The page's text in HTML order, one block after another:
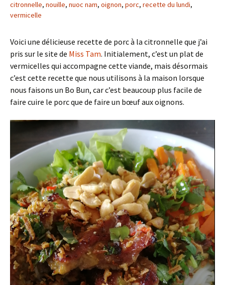
citronnelle, nouille, nuoc nam, oignon, porc, recette du lundi,
vermicelle
Voici une délicieuse recette de porc à la citronnelle que j’ai
pris sur le site de Miss Tam. Initialement, c’est un plat de
vermicelles qui accompagne cette viande, mais désormais
c’est cette recette que nous utilisons à la maison lorsque
nous faisons un Bo Bun, car c’est beaucoup plus facile de
faire cuire le porc que de faire un bœuf aux oignons.